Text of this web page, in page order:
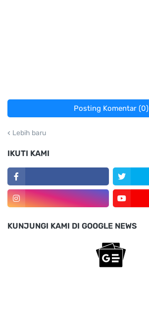
Posting Komentar (0)
Lebih baru
IKUTI KAMI
KUNJUNGI KAMI DI GOOGLE NEWS